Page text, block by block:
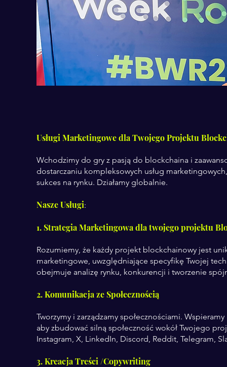
Usługi Marketingowe dla Twojego Projektu
Wchodzimy do gry z pasją do blockchaina i
dostarczaniu kompleksowych usług
sukces na rynku. Działamy globalnie.
Nasze Usługi:
1. Strategia Marketingowa dla twojego projektu
Rozumiemy, że każdy projekt blockchainowy jest
marketingowe, uwzględniające specyfikę Twojej
obejmuje analizę rynku, konkurencji i tworzenie
2. Komunikacja ze Społecznością
Tworzymy i zarządzamy społecznościami.
aby zbudować silną społeczność wokół Twojego
Instagram, X, LinkedIn, Discord, Reddit, Telegram,
3. Kreacja Treści /Copywriting